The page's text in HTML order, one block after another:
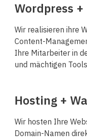
Wordpress +
Wir realisieren ihre
Content-
Ihre Mitarbeiter in
und mächtigen
Hosting +
Wir hosten Ihre
Domain-Namen